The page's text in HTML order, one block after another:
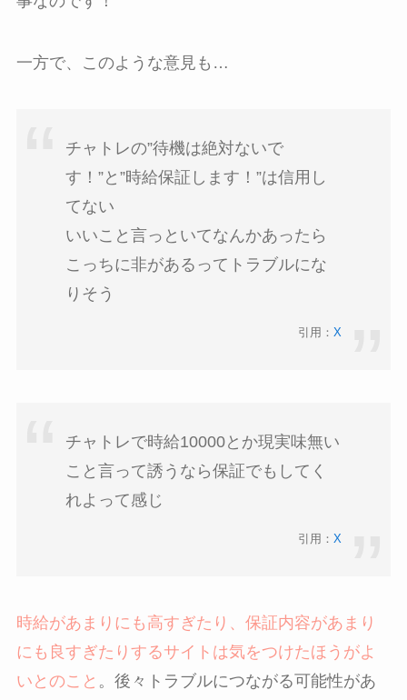
一方で、このような意見も…
チャトレの”待機は絶対ないで
す！”と”時給保証します！”は信用し
てない
いいこと言っといてなんかあったら
こっちに非があるってトラブルにな
りそう
引用：X
チャトレで時給10000とか現実味無い
こと言って誘うなら保証でもしてく
れよって感じ
引用：X
時給があまりにも高すぎたり、保証内容があまり
にも良すぎたりするサイトは気をつけたほうがよ
いとのこと 。後々トラブルにつながる可能性があ